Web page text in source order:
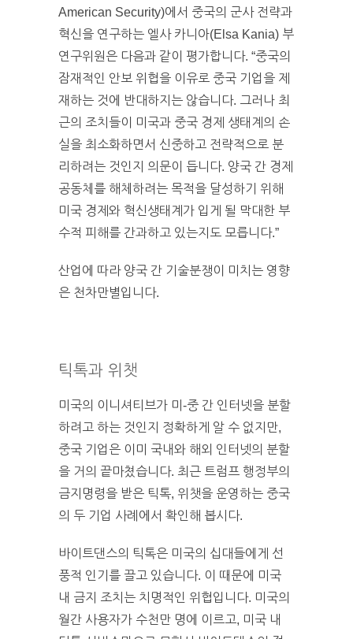
American Security)에서 중국의 군사 전략과
혁신을 연구하는 엘사 카니아(Elsa Kania) 부
연구위원은 다음과 같이 평가합니다. “중국의
잠재적인 안보 위협을 이유로 중국 기업을 제
재하는 것에 반대하지는 않습니다. 그러나 최
근의 조치들이 미국과 중국 경제 생태계의 손
실을 최소화하면서 신중하고 전략적으로 분
리하려는 것인지 의문이 듭니다. 양국 간 경제
공동체를 해체하려는 목적을 달성하기 위해
미국 경제와 혁신생태계가 입게 될 막대한 부
수적 피해를 간과하고 있는지도 모릅니다.”
산업에 따라 양국 간 기술분쟁이 미치는 영향
은 천차만별입니다.
틱톡과 위챗
미국의 이니셔티브가 미-중 간 인터넷을 분할
하려고 하는 것인지 정확하게 알 수 없지만,
중국 기업은 이미 국내와 해외 인터넷의 분할
을 거의 끝마쳤습니다. 최근 트럼프 행정부의
금지명령을 받은 틱톡, 위챗을 운영하는 중국
의 두 기업 사례에서 확인해 봅시다.
바이트댄스의 틱톡은 미국의 십대들에게 선
풍적 인기를 끌고 있습니다. 이 때문에 미국
내 금지 조치는 치명적인 위협입니다. 미국의
월간 사용자가 수천만 명에 이르고, 미국 내